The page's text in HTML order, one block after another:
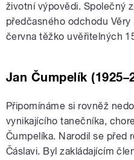
životní výpovědi. Společný
předčasného odchodu
června těžko uvěřitelných
Jan Čumpelík
Připomínáme si rovněž
vynikajícího tanečníka,
Čumpelíka. Narodil se před
Čáslavi. Byl zakládajícím